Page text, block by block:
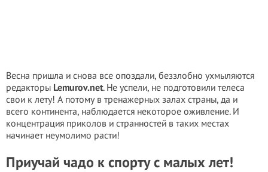
Весна пришла и снова все опоздали, беззлобно ухмыляются
редакторы Lemurov.net. Не успели, не подготовили телеса
свои к лету! А потому в тренажерных залах страны, да и
всего континента, наблюдается некоторое оживление. И
концентрация приколов и странностей в таких местах
начинает неумолимо расти!
Приучай чадо к спорту с малых лет!